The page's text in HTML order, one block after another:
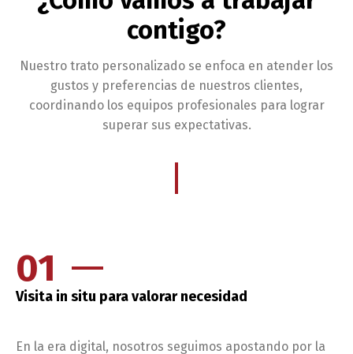
contigo?
Nuestro trato personalizado se enfoca en atender los
gustos y preferencias de nuestros clientes,
coordinando los equipos profesionales para lograr
superar sus expectativas.
01
Visita in situ para valorar necesidad
En la era digital, nosotros seguimos apostando por la